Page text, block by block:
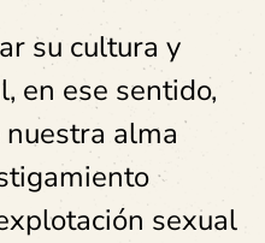
su cultura y
en ese sentido,
alma
sexual